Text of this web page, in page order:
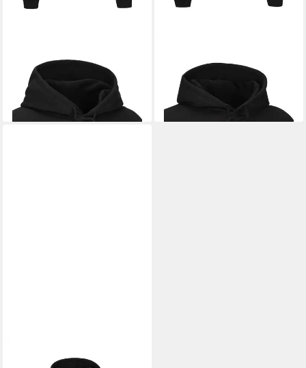
Fit Hoodie
159,00 €
420,00 €
-62%
Fit Hoodie
159,00 €
-62%